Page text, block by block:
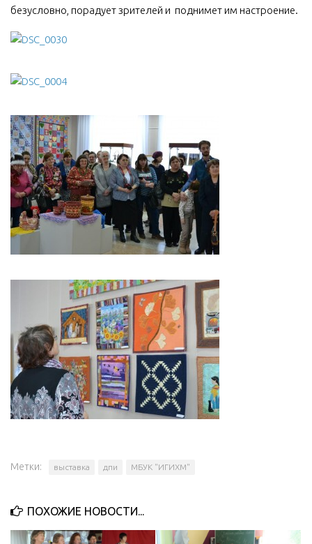
безусловно, порадует зрителей и поднимет им настроение.
Метки: выставка дпи МБУК "ИГИХМ"
ПОХОЖИЕ НОВОСТИ...